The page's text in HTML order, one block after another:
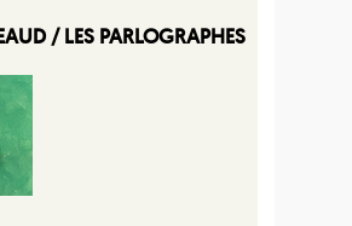
/ LES PARLOGRAPHES